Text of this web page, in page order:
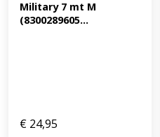
Military 7 mt M
(8300289605...
€ 24,95